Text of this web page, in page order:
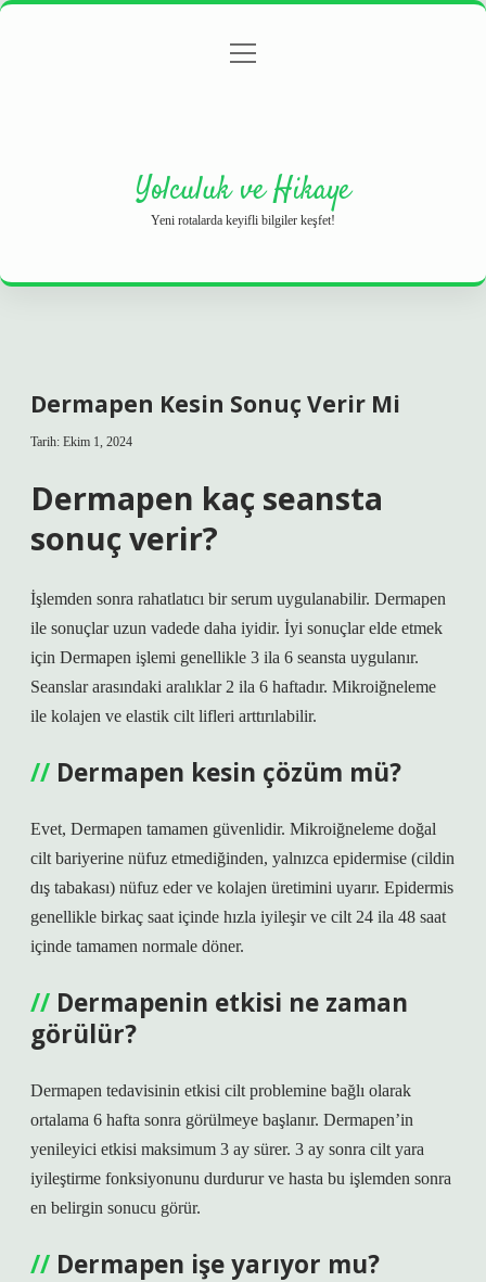
Gizlilik Politikası
menüyü
Yolculuk ve Hikaye
Yeni rotalarda keyifli bilgiler keşfet!
Dermapen Kesin Sonuç Verir Mi
Tarih: Ekim 1, 2024
Dermapen kaç seansta
sonuç verir?
İşlemden sonra rahatlatıcı bir serum uygulanabilir. Dermapen
ile sonuçlar uzun vadede daha iyidir. İyi sonuçlar elde etmek
için Dermapen işlemi genellikle 3 ila 6 seansta uygulanır.
Seanslar arasındaki aralıklar 2 ila 6 haftadır. Mikroiğneleme
ile kolajen ve elastik cilt lifleri arttırılabilir.
Dermapen kesin çözüm mü?
Evet, Dermapen tamamen güvenlidir. Mikroiğneleme doğal
cilt bariyerine nüfuz etmediğinden, yalnızca epidermise (cildin
dış tabakası) nüfuz eder ve kolajen üretimini uyarır. Epidermis
genellikle birkaç saat içinde hızla iyileşir ve cilt 24 ila 48 saat
içinde tamamen normale döner.
Dermapenin etkisi ne zaman
görülür?
Dermapen tedavisinin etkisi cilt problemine bağlı olarak
ortalama 6 hafta sonra görülmeye başlanır. Dermapen’in
yenileyici etkisi maksimum 3 ay sürer. 3 ay sonra cilt yara
iyileştirme fonksiyonunu durdurur ve hasta bu işlemden sonra
en belirgin sonucu görür.
Dermapen işe yarıyor mu?